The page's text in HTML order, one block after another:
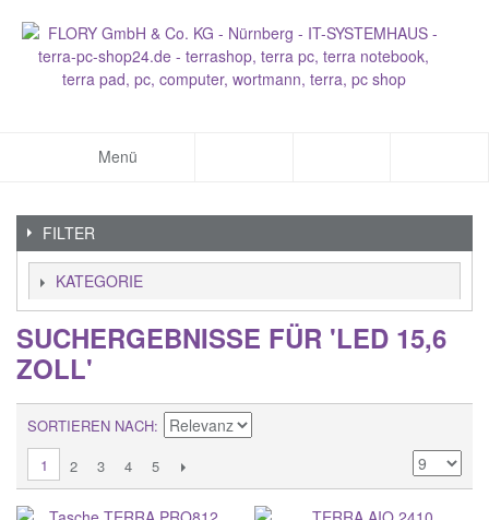
Menü
FILTER
KATEGORIE
SUCHERGEBNISSE FÜR 'LED 15,6
ZOLL'
SORTIEREN NACH
1
2 3 4 5